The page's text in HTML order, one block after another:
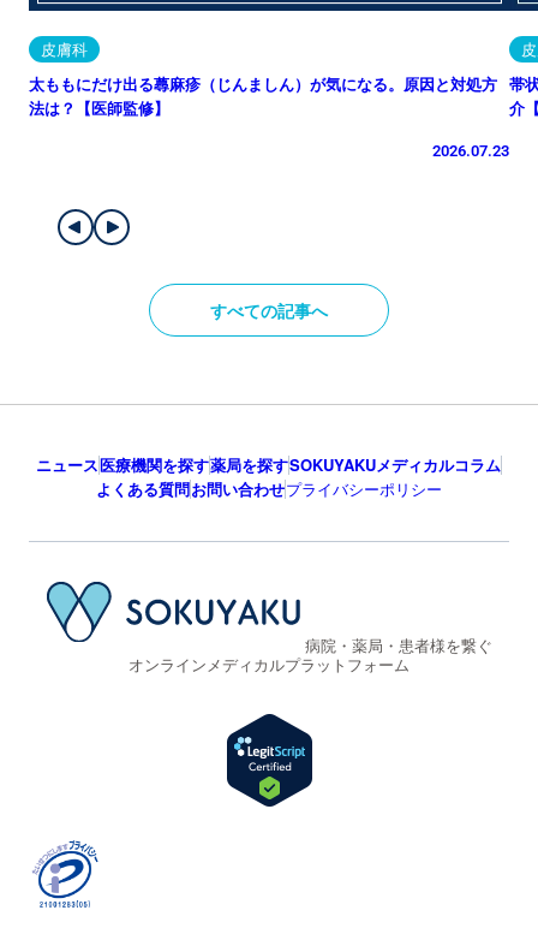
皮膚科
太ももにだけ出る蕁麻疹（じんましん）が気になる。原因と対処方
法は？【医師監修】
2026.07.23
帯
介
すべての記事へ
ニュース医療機関を探す薬局を探すSOKUYAKUメディカルコラム
よくある質問お問い合わせプライバシーポリシー
病院・薬局・患者様を繋ぐ
オンラインメディカルプラットフォーム